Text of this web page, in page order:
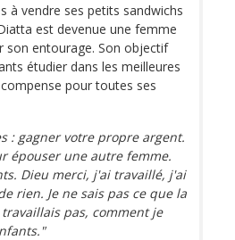
à vendre ses petits sandwichs
est devenue une femme
son entourage. Son objectif
étudier dans les meilleures
pour toutes ses
: gagner votre propre argent.
épouser une autre femme.
Dieu merci, j'ai travaillé, j'ai
rien. Je ne sais pas ce que la
pas, comment je